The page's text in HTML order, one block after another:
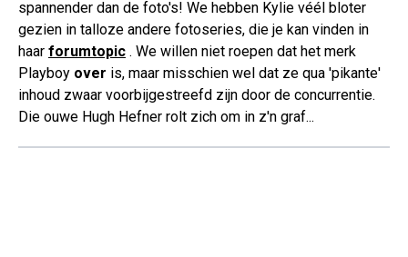
spannender dan de foto's! We hebben Kylie véél bloter
gezien in talloze andere fotoseries, die je kan vinden in
haar forumtopic . We willen niet roepen dat het merk
Playboy over is, maar misschien wel dat ze qua 'pikante'
inhoud zwaar voorbijgestreefd zijn door de concurrentie.
Die ouwe Hugh Hefner rolt zich om in z'n graf...